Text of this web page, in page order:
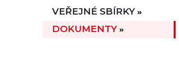
VEŘEJNÉ SBÍRKY
DOKUMENTY